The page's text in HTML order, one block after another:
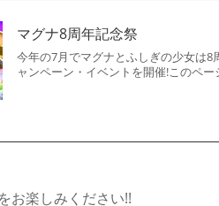
マグナ8周年記念祭
今年の7月でマグナとふしぎの少女は
ャンペーン・イベントを開催!このペ
お楽しみください!!